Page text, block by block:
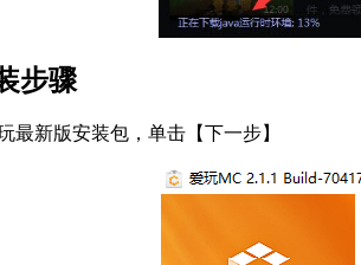
步骤
新版安装包，单击【下一步】